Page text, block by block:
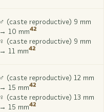
♂ (caste reproductive) 9 mm
→ 10 mm42
♀ (caste reproductive) 9 mm
→ 11 mm42
♂ (caste reproductive) 12 mm
→ 15 mm42
♀ (caste reproductive) 13 mm
→ 15 mm42